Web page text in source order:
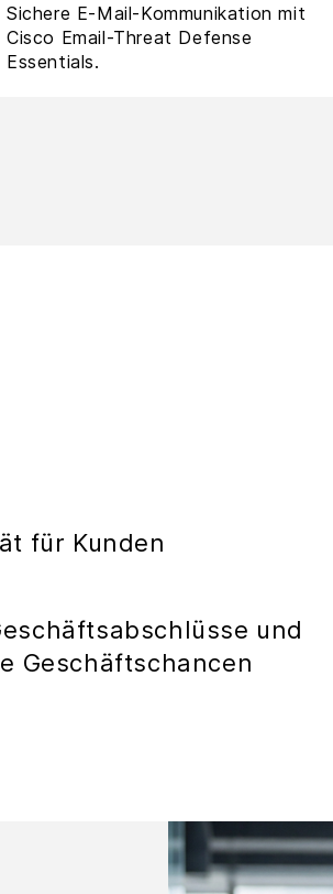
Sichere E-Mail-Kommunikation mit
Cisco Email-Threat Defense
Essentials.
für Kunden
und
Geschäftschancen